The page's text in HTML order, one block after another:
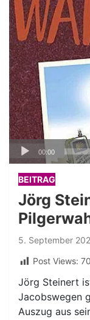
Audio-
Player
00:00
BEITRAG
Jörg
5. September
Post Views: 70
Jörg Steinert
Jacobswegen
Auszug aus